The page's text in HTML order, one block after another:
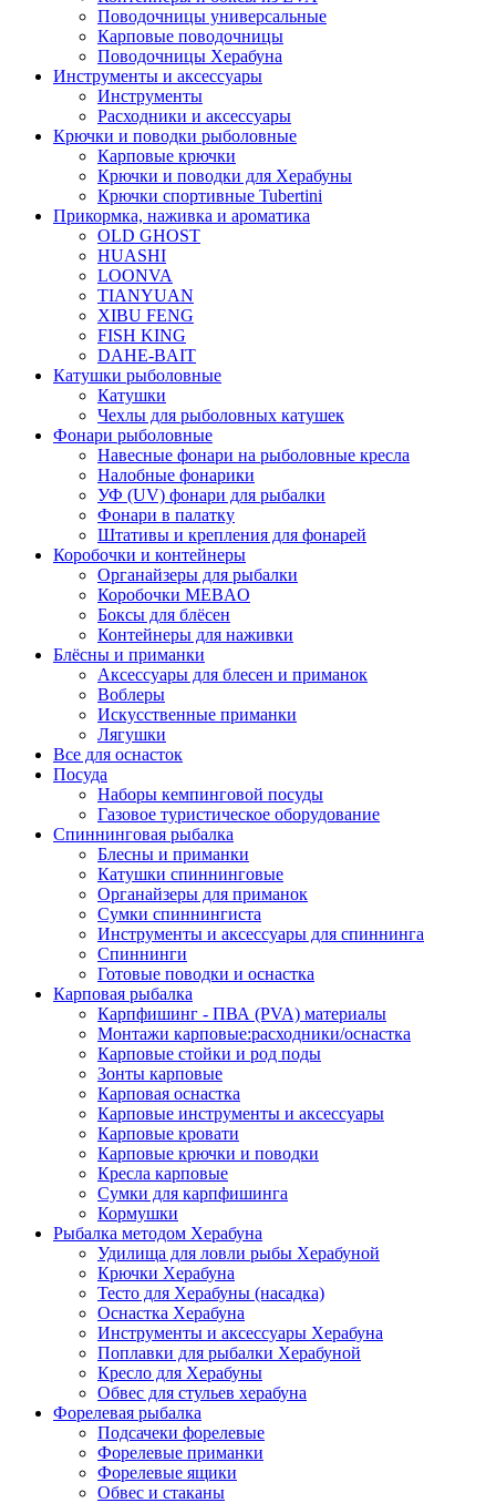
Поводочницы универсальные
Карповые поводочницы
Поводочницы Херабуна
Инструменты и аксессуары
Инструменты
Расходники и аксессуары
Крючки и поводки рыболовные
Карповые крючки
Крючки и поводки для Херабуны
Крючки спортивные Tubertini
Прикормка, наживка и ароматика
OLD GHOST
HUASHI
LOONVA
TIANYUAN
XIBU FENG
FISH KING
DAHE-BAIT
Катушки рыболовные
Катушки
Чехлы для рыболовных катушек
Фонари рыболовные
Навесные фонари на рыболовные кресла
Налобные фонарики
УФ (UV) фонари для рыбалки
Фонари в палатку
Штативы и крепления для фонарей
Коробочки и контейнеры
Органайзеры для рыбалки
Коробочки MEBAO
Боксы для блёсен
Контейнеры для наживки
Блёсны и приманки
Аксессуары для блесен и приманок
Воблеры
Искусственные приманки
Лягушки
Все для оснасток
Посуда
Наборы кемпинговой посуды
Газовое туристическое оборудование
Спиннинговая рыбалка
Блесны и приманки
Катушки спиннинговые
Органайзеры для приманок
Сумки спиннингиста
Инструменты и аксессуары для спиннинга
Спиннинги
Готовые поводки и оснастка
Карповая рыбалка
Карпфишинг - ПВА (PVA) материалы
Монтажи карповые:расходники/оснастка
Карповые стойки и род поды
Зонты карповые
Карповая оснастка
Карповые инструменты и аксессуары
Карповые кровати
Карповые крючки и поводки
Кресла карповые
Сумки для карпфишинга
Кормушки
Рыбалка методом Херабуна
Удилища для ловли рыбы Херабуной
Крючки Херабуна
Тесто для Херабуны (насадка)
Оснастка Херабуна
Инструменты и аксессуары Херабуна
Поплавки для рыбалки Херабуной
Кресло для Херабуны
Обвес для стульев херабуна
Форелевая рыбалка
Подсачеки форелевые
Форелевые приманки
Форелевые ящики
Обвес и стаканы